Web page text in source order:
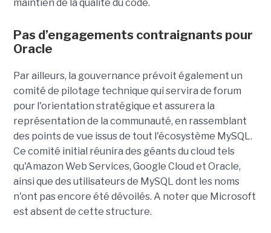
maintien de la qualité du code.
Pas d’engagements contraignants pour
Oracle
Par ailleurs, la gouvernance prévoit également un
comité de pilotage technique qui servira de forum
pour l'orientation stratégique et assurera la
représentation de la communauté, en rassemblant
des points de vue issus de tout l'écosystème MySQL.
Ce comité initial réunira des géants du cloud tels
qu'Amazon Web Services, Google Cloud et Oracle,
ainsi que des utilisateurs de MySQL dont les noms
n'ont pas encore été dévoilés. A noter que Microsoft
est absent de cette structure.